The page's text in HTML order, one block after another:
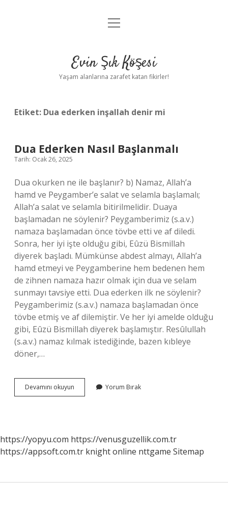
Anasayfa
Yasal Uyarı
menüyü
Evin Şık Köşesi
Yaşam alanlarına zarafet katan fikirler!
Etiket: Dua ederken inşallah denir mi
Dua Ederken Nasıl Başlanmalı
Tarih: Ocak 26, 2025
Dua okurken ne ile başlanır? b) Namaz, Allah’a
hamd ve Peygamber’e salat ve selamla başlamalı;
Allah’a salat ve selamla bitirilmelidir. Duaya
başlamadan ne söylenir? Peygamberimiz (s.a.v.)
namaza başlamadan önce tövbe etti ve af diledi.
Sonra, her iyi işte olduğu gibi, Eûzü Bismillah
diyerek başladı. Mümkünse abdest almayı, Allah’a
hamd etmeyi ve Peygamberine hem bedenen hem
de zihnen namaza hazır olmak için dua ve selam
sunmayı tavsiye etti. Dua ederken ilk ne söylenir?
Peygamberimiz (s.a.v.) namaza başlamadan önce
tövbe etmiş ve af dilemiştir. Ve her iyi amelde olduğu
gibi, Eûzü Bismillah diyerek başlamıştır. Resûlullah
(s.a.v.) namaz kılmak istediğinde, bazen kıbleye
döner,…
Devamını okuyun
Ederken
Yorum Bırak
https://yopyu.com https://venusguzellik.com.tr
https://appsoft.com.tr knight online nttgame Sitemap